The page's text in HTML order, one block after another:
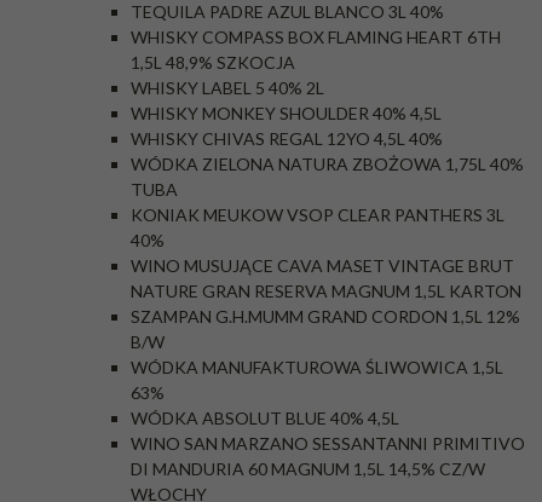
TEQUILA PADRE AZUL BLANCO 3L 40%
WHISKY COMPASS BOX FLAMING HEART 6TH
1,5L 48,9% SZKOCJA
WHISKY LABEL 5 40% 2L
WHISKY MONKEY SHOULDER 40% 4,5L
WHISKY CHIVAS REGAL 12YO 4,5L 40%
WÓDKA ZIELONA NATURA ZBOŻOWA 1,75L 40%
TUBA
KONIAK MEUKOW VSOP CLEAR PANTHERS 3L
40%
WINO MUSUJĄCE CAVA MASET VINTAGE BRUT
NATURE GRAN RESERVA MAGNUM 1,5L KARTON
SZAMPAN G.H.MUMM GRAND CORDON 1,5L 12%
B/W
WÓDKA MANUFAKTUROWA ŚLIWOWICA 1,5L
63%
WÓDKA ABSOLUT BLUE 40% 4,5L
WINO SAN MARZANO SESSANTANNI PRIMITIVO
DI MANDURIA 60 MAGNUM 1,5L 14,5% CZ/W
WŁOCHY